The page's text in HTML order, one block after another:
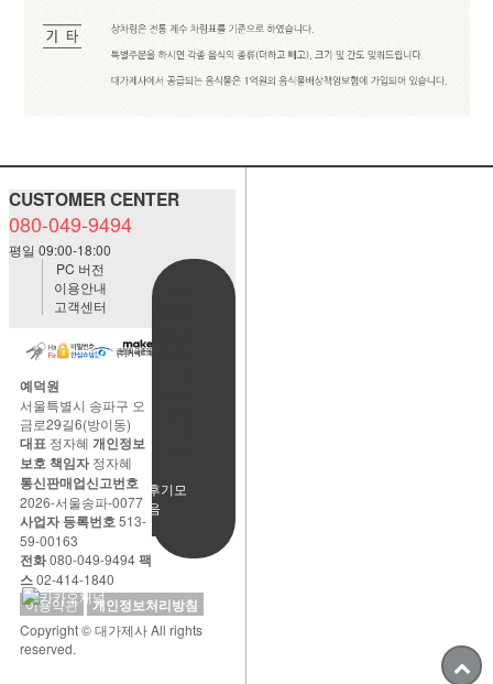
CUSTOMER CENTER
080-049-9494
평일 09:00-18:00
사용후기모
음
PC 버전
이용안내
고객센터
예덕원
서울특별시 송파구 오
금로29길6(방이동)
대표 정자혜 개인정보
보호 책임자정자혜
통신판매업신고번호
2026-서울송파-0077
사업자 등록번호513-
59-00163
전화080-049-9494팩
스02-414-1840
이용약관
개인정보처리방침
Copyright © 대가제사 All rights
reserved.